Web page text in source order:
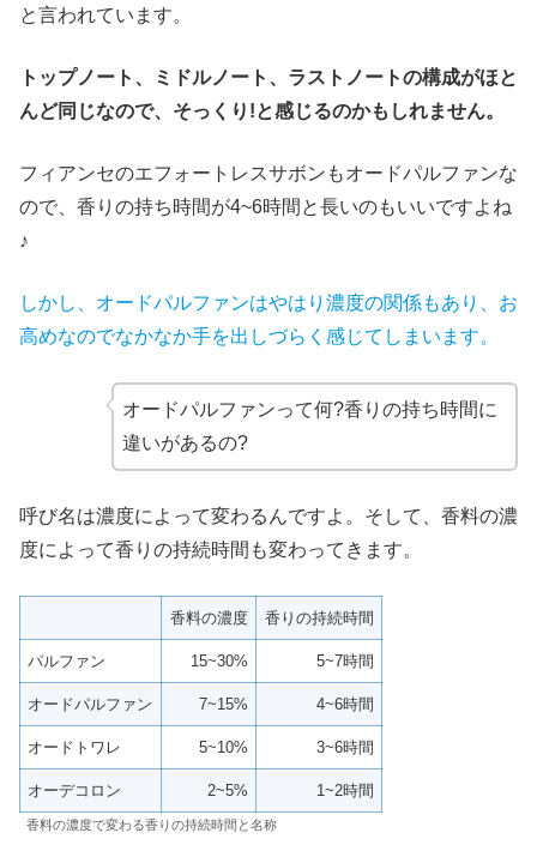
と言われています。
トップノート、ミドルノート、ラストノートの構成がほと
んど同じなので、そっくり!と感じるのかもしれません。
フィアンセのエフォートレスサボンもオードパルファンな
ので、香りの持ち時間が4~6時間と長いのもいいですよね
♪
しかし、オードパルファンはやはり濃度の関係もあり、お
高めなのでなかなか手を出しづらく感じてしまいます。
オードパルファンって何?香りの持ち時間に
違いがあるの?
呼び名は濃度によって変わるんですよ。そして、香料の濃
度によって香りの持続時間も変わってきます。
香料の濃度 香りの持続時間
パルファン 15~30% 5~7時間
オードパルファン 7~15% 4~6時間
オードトワレ 5~10% 3~6時間
オーデコロン 2~5% 1~2時間
香料の濃度で変わる香りの持続時間と名称